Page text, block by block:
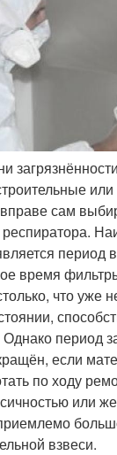
сам
период
время
что уже
Однако период
если
по ходу
или
взвеси.